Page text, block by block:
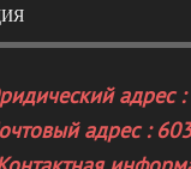
адрес
адрес :